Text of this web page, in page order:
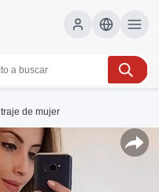
traje de mujer